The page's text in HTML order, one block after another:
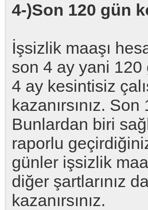
4-)Son 120 gün
İşsizlik maaşı
son 4 ay yani 120
4 ay kesintisiz
kazanırsınız.
Bunlardan biri
raporlu
günler işsizlik
diğer şartlarınız
kazanırsınız.